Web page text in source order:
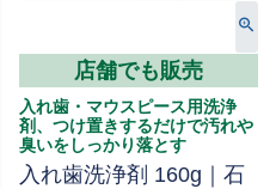
店舗でも販売
入れ歯・マウスピース用洗浄
剤、つけ置きするだけで汚れや
臭いをしっかり落とす
入れ歯洗浄剤 160g｜石